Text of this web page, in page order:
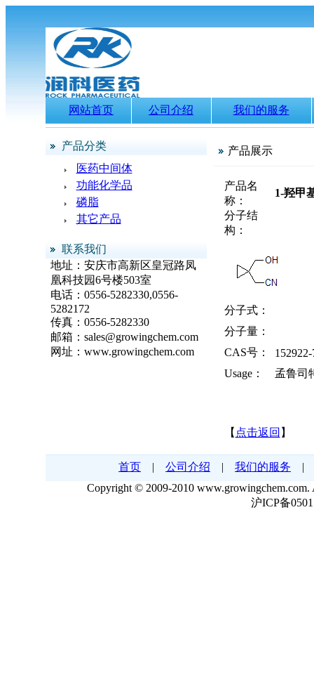
网站首页 公司介绍 我们的服务
产品分类
医药中间体
功能化学品
磷脂
其它产品
联系我们
地址：安庆市高新区皇冠路凤
凰科技园6号楼503室
电话：0556-5282330,0556-
5282172
传真：0556-5282330
邮箱：sales@growingchem.com
网址：www.growingchem.com
产品展示
产品名
称：
1-羟甲
分子结
构：
分子式：
分子量：
CAS号：
Usage：
孟鲁司
【 点击返回 】
首页 | 公司介绍 | 我们的服务
Copyright © 2009-2010
沪ICP备